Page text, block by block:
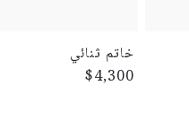
خاتم ثنائي
$4,300